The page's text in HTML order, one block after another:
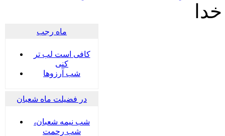
ماه رجب
کافی است لب تر
کنی
شب آرزوها
در فضیلت ماه شعبان
شب نیمه شعبان،
شب رحمت